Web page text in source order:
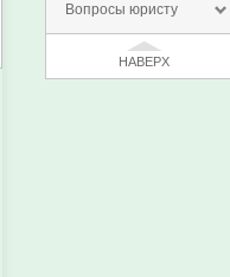
Вопросы юристу
НАВЕРХ